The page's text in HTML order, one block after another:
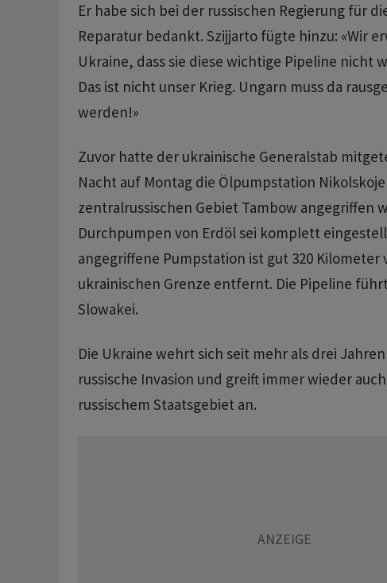
Er habe sich bei der russischen Regierung für
Reparatur bedankt. Szijjarto fügte hinzu: «Wir
Ukraine, dass sie diese wichtige Pipeline nicht
Das ist nicht unser Krieg. Ungarn muss da
werden!»
Zuvor hatte der ukrainische Generalstab
Nacht auf Montag die Ölpumpstation
zentralrussischen Gebiet Tambow angegriffen
Durchpumpen von Erdöl sei komplett
angegriffene Pumpstation ist gut 320 Kilometer
ukrainischen Grenze entfernt. Die Pipeline
Slowakei.
Die Ukraine wehrt sich seit mehr als drei
russische Invasion und greift immer wieder
russischem Staatsgebiet an.